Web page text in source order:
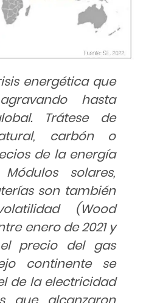
energética que
hasta
Trátese de
carbón o
de la energía
solares,
son también
(Wood
enero de 2021 y
precio del gas
continente se
de la electricidad